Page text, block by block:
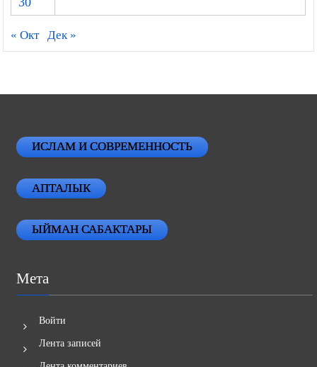
« Окт Дек »
ИСЛАМ И СОВРЕМЕННОСТЬ
АПТАЛЫК
ЫЙМАН САБАКТАРЫ
Мета
Войти
Лента записей